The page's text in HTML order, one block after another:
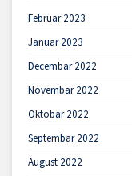
Februar 2023
Januar 2023
Decembar 2022
Novembar 2022
Oktobar 2022
Septembar 2022
August 2022